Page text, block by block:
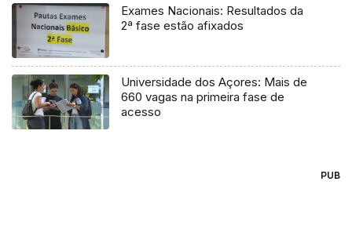
Exames Nacionais: Resultados da
2ª fase estão afixados
Universidade dos Açores: Mais de
660 vagas na primeira fase de
acesso
PUB